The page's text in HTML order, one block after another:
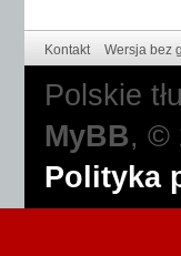
Kontakt Wersja bez
Polskie
MyBB, ©
Polityka